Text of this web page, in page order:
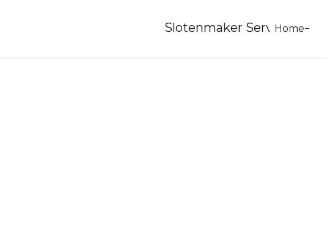
Slotenmaker Service 24
Home